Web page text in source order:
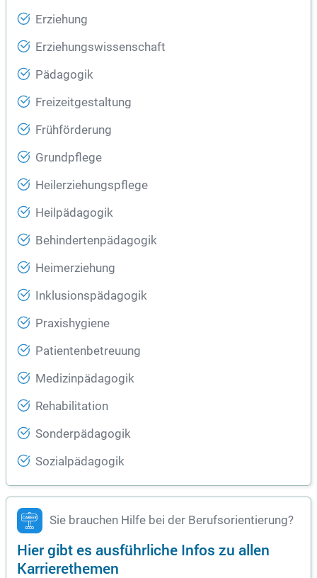
Erziehung
Erziehungswissenschaft
Pädagogik
Freizeitgestaltung
Frühförderung
Grundpflege
Heilerziehungspflege
Heilpädagogik
Behindertenpädagogik
Heimerziehung
Inklusionspädagogik
Praxishygiene
Patientenbetreuung
Medizinpädagogik
Rehabilitation
Sonderpädagogik
Sozialpädagogik
Sie brauchen Hilfe bei der Berufsorientierung?
Hier gibt es ausführliche Infos zu allen
Karrierethemen